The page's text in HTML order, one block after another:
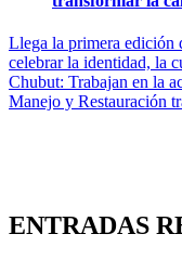
Navegación
de
entradas
Llega la primera edición
celebrar la identidad, la
Chubut: Trabajan en la
Manejo y Restauración
ENTRADAS